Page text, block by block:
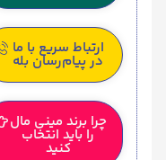
ارتباط سریع با ما
در پیام‌رسان بله
چرا برند مینی مال
را باید انتخاب
کنید